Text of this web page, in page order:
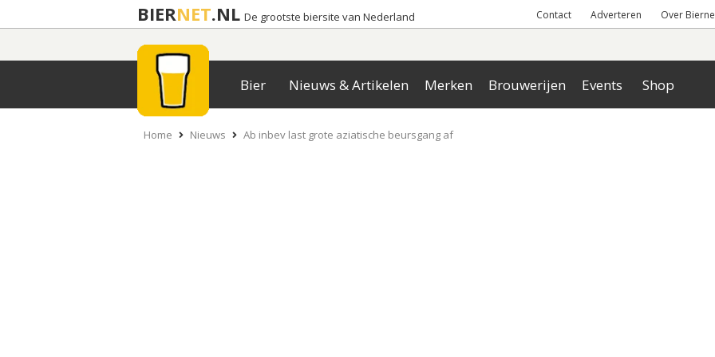
BIERNET.NL De grootste biersite van Nederland Contact Adverteren Over
Bier Nieuws & Artikelen Merken Brouwerijen Events Shop
Home Nieuws Ab inbev last grote aziatische beursgang af